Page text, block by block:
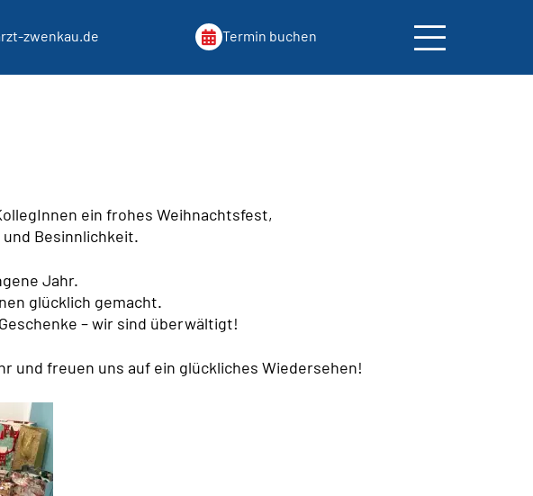
zwenkau.de Termin buchen
ein frohes Weihnachtsfest,
Besinnlichkeit.
Jahr.
glücklich gemacht.
– wir sind überwältigt!
und freuen uns auf ein glückliches Wiedersehen!